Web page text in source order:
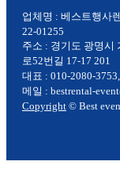
업체명 : 베스트행사
22-01255
주소 : 경기도 광명시
로52번길 17-17 201
대표 : 010-2080-
메일 : bestrental-
Copyright© Best